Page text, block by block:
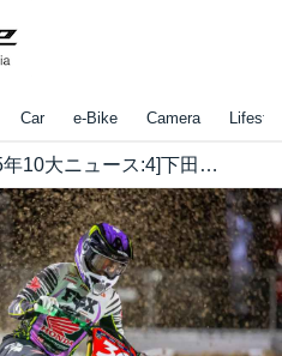
Car e-Bike Camera
[2025年10大ニュース:4]下田丈がAMAタイトル獲得!! でも、そのタイトルがどういうものか知らない人は割と多いみたいです？[動画]